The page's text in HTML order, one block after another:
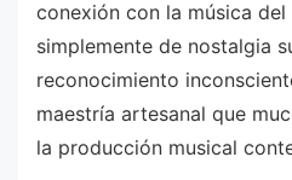
conexión con la música
simplemente de nostalgia
reconocimiento
maestría artesanal que
la producción musical